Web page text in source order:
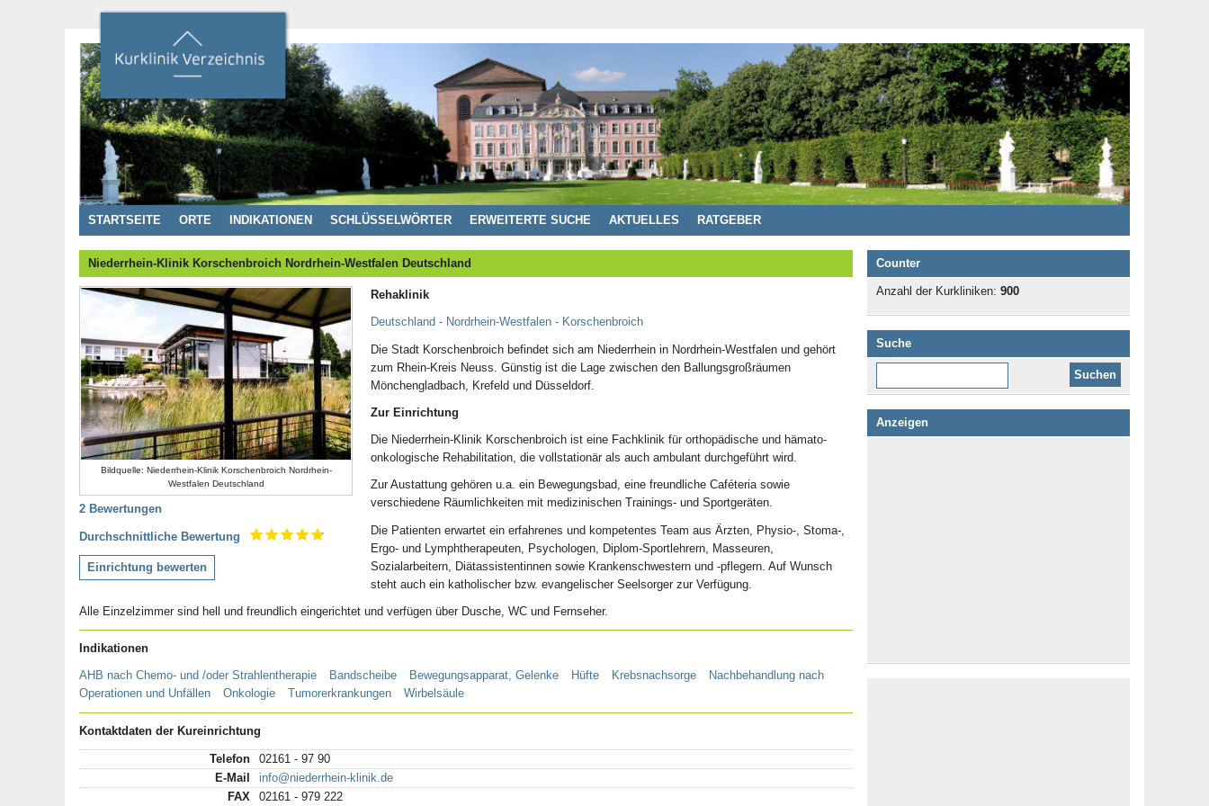
STARTSEITE ORTE INDIKATIONEN SCHLÜSSELWÖRTER ERWEITERTE SUCHE AKTUELLES RATGEBER
Niederrhein-Klinik Korschenbroich Nordrhein-Westfalen Deutschland
Bildquelle: Niederrhein-Klinik Korschenbroich Nordrhein-
Westfalen Deutschland
2 Bewertungen
Durchschnittliche Bewertung
Einrichtung bewerten
Rehaklinik
Deutschland - Nordrhein-Westfalen - Korschenbroich
Die Stadt Korschenbroich befindet sich am Niederrhein in Nordrhein-Westfalen und gehört
zum Rhein-Kreis Neuss. Günstig ist die Lage zwischen den Ballungsgroßräumen
Mönchengladbach, Krefeld und Düsseldorf.
Zur Einrichtung
Die Niederrhein-Klinik Korschenbroich ist eine Fachklinik für orthopädische und hämato-
onkologische Rehabilitation, die vollstationär als auch ambulant durchgeführt wird.
Zur Austattung gehören u.a. ein Bewegungsbad, eine freundliche Caféteria sowie
verschiedene Räumlichkeiten mit medizinischen Trainings- und Sportgeräten.
Die Patienten erwartet ein erfahrenes und kompetentes Team aus Ärzten, Physio-, Stoma-,
Ergo- und Lymphtherapeuten, Psychologen, Diplom-Sportlehrern, Masseuren,
Sozialarbeitern, Diätassistentinnen sowie Krankenschwestern und -pflegern. Auf Wunsch
steht auch ein katholischer bzw. evangelischer Seelsorger zur Verfügung.
Alle Einzelzimmer sind hell und freundlich eingerichtet und verfügen über Dusche, WC und Fernseher.
Indikationen
AHB nach Chemo- und /oder Strahlentherapie Bandscheibe Bewegungsapparat, Gelenke Hüfte Krebsnachsorge
Nachbehandlung nach
Operationen und Unfällen
Onkologie Tumorerkrankungen Wirbelsäule
Kontaktdaten der Kureinrichtung
Telefon
02161 - 97 90
E-Mail
info@niederrhein-klinik.de
FAX
02161 - 979 222
Counter
Anzahl der Kurkliniken: 900
Suche
Anzeigen